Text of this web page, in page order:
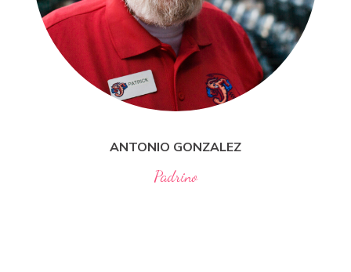
ANTONIO GONZALEZ
Padrino